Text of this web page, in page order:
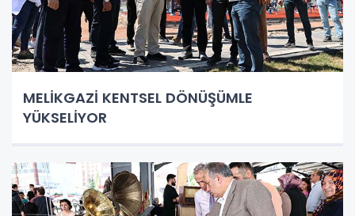
MELİKGAZİ KENTSEL DÖNÜŞÜMLE
YÜKSELİYOR